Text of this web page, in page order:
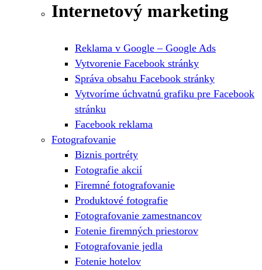
Internetový marketing
Reklama v Google – Google Ads
Vytvorenie Facebook stránky
Správa obsahu Facebook stránky
Vytvoríme úchvatnú grafiku pre Facebook
stránku
Facebook reklama
Fotografovanie
Biznis portréty
Fotografie akcií
Firemné fotografovanie
Produktové fotografie
Fotografovanie zamestnancov
Fotenie firemných priestorov
Fotografovanie jedla
Fotenie hotelov